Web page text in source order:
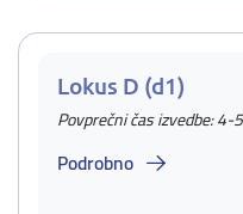
Lokus D (d1)
Povprečni čas izvedbe: 4-
Podrobno